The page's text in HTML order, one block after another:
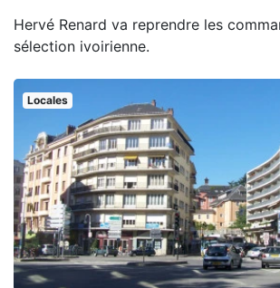
Hervé Renard va reprendre les
sélection ivoirienne.
Locales